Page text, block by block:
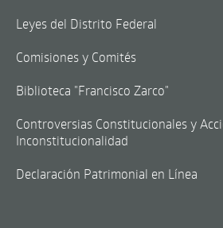
Leyes del Distrito Federal
Comisiones y Comités
Biblioteca "Francisco Zarco"
Controversias Constitucionales y
Inconstitucionalidad
Declaración Patrimonial en Línea